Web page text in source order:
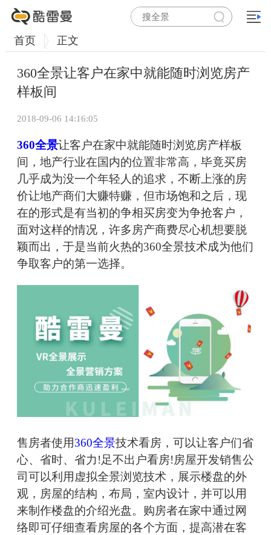
首页 正文
360全景让客户在家中就能随时浏览房产
样板间
2018-09-06 14:16:05
360全景让客户在家中就能随时浏览房产样板
间，地产行业在国内的位置非常高，毕竟买房
几乎成为没一个年轻人的追求，不断上涨的房
价让地产商们大赚特赚，但市场饱和之后，现
在的形式是有当初的争相买房变为争抢客户，
面对这样的情况，许多房产商费尽心机想要脱
颖而出，于是当前火热的360全景技术成为他们
争取客户的第一选择。
售房者使用360全景技术看房，可以让客户们省
心、省时、省力!足不出户看房!房屋开发销售公
司可以利用虚拟全景浏览技术，展示楼盘的外
观，房屋的结构，布局，室内设计，并可以用
来制作楼盘的介绍光盘。购房者在家中通过网
络即可仔细查看房屋的各个方面，提高潜在客